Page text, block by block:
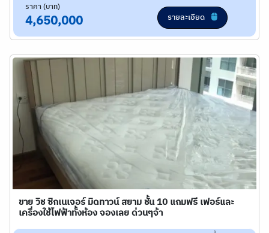
ราคา (บาท)
4,650,000 รายละเอียด
ขาย วิช ซิกเนเจอร์ มิดทาวน์ สยาม ชั้น 10 แถมฟรี เฟอร์และ
เครื่องใช้ไฟฟ้าทั้งห้อง จองเลย ด่วนๆจ้า